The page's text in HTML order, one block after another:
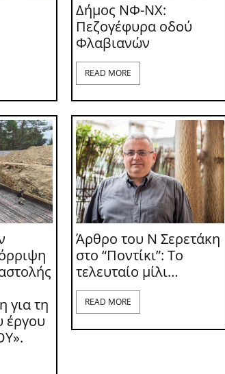
Δήμος ΝΦ-ΝΧ:
Πεζογέφυρα οδού
Φλαβιανών
READ MORE
για τη
έργου
Άρθρο του Ν Σερετάκη
στο “Ποντίκι”: Το
τελευταίο μίλι…
READ MORE